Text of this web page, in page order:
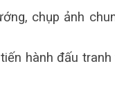
chụp ảnh
hành đấu